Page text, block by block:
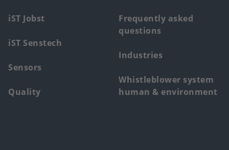
iST Jobst
iST Senstech
Sensors
Quality
Frequently asked
questions
Industries
Whistleblower system
human & environment